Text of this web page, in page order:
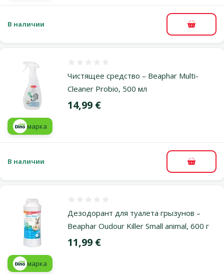
В наличии В
Чистящее средство – Beaphar Multi-
Cleaner Probio, 500 мл
Цена
14,99 €
марка
В наличии В
Дезодорант для туалета грызунов –
Beaphar Oudour Killer Small animal, 600 г
Цена
11,99 €
марка